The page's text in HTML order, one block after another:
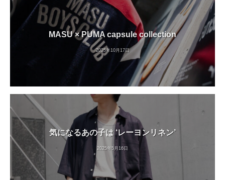
MASU × PUMA capsule collection
2025年10月17日
気になるあの子は ‘レーヨンリネン’
2025年5月16日